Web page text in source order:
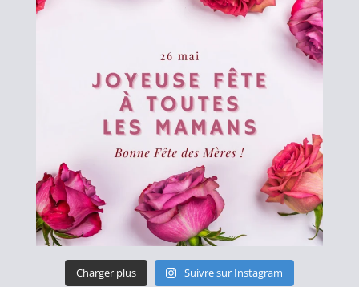
Charger plus Suivre sur Instagram